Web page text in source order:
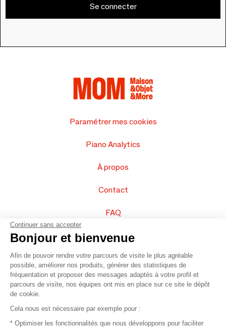
Se connecter
Paramétrer mes cookies
Piano Analytics
À propos
Contact
FAQ
Vendez vos produits
Plan du site
© 2016 –Organisation SAFI
Continuer sans accepter
Bonjour et bienvenue
Afin de pouvoir rendre votre parcours de visite le plus agréable
possible, améliorer nos produits, générer des statistiques de
fréquentation et proposer des messages adaptés à votre profil et
parcours de visite, nos équipes ont mis en place sur ce site le dépôt
de cookie.
Cela nous est nécessaire par exemple pour :
* Optimiser les fonctionnalités que nous développons pour faciliter